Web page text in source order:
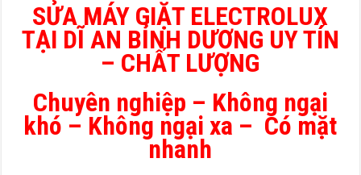
SỬA MÁY GIẶT ELECTROLUX
TẠI DĨ AN BỈNH DƯƠNG UY TÍN
– CHẤT LƯỢNG
Chuyên nghiệp – Không ngại
khó – Không ngại xa – Có mặt
nhanh